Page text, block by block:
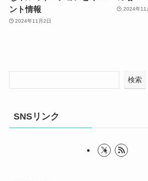
ント情報
2024年11月2日
2024年11
検索
SNSリンク